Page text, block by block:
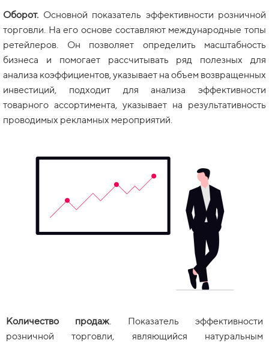
Оборот. Основной показатель эффективности розничной
торговли. На его основе составляют международные топы
ретейлеров. Он позволяет определить масштабность
бизнеса и помогает рассчитывать ряд полезных для
анализа коэффициентов, указывает на объем возвращенных
инвестиций, подходит для анализа эффективности
товарного ассортимента, указывает на результативность
проводимых рекламных мероприятий.
Количество продаж. Показатель эффективности
розничной торговли, являющийся натуральным